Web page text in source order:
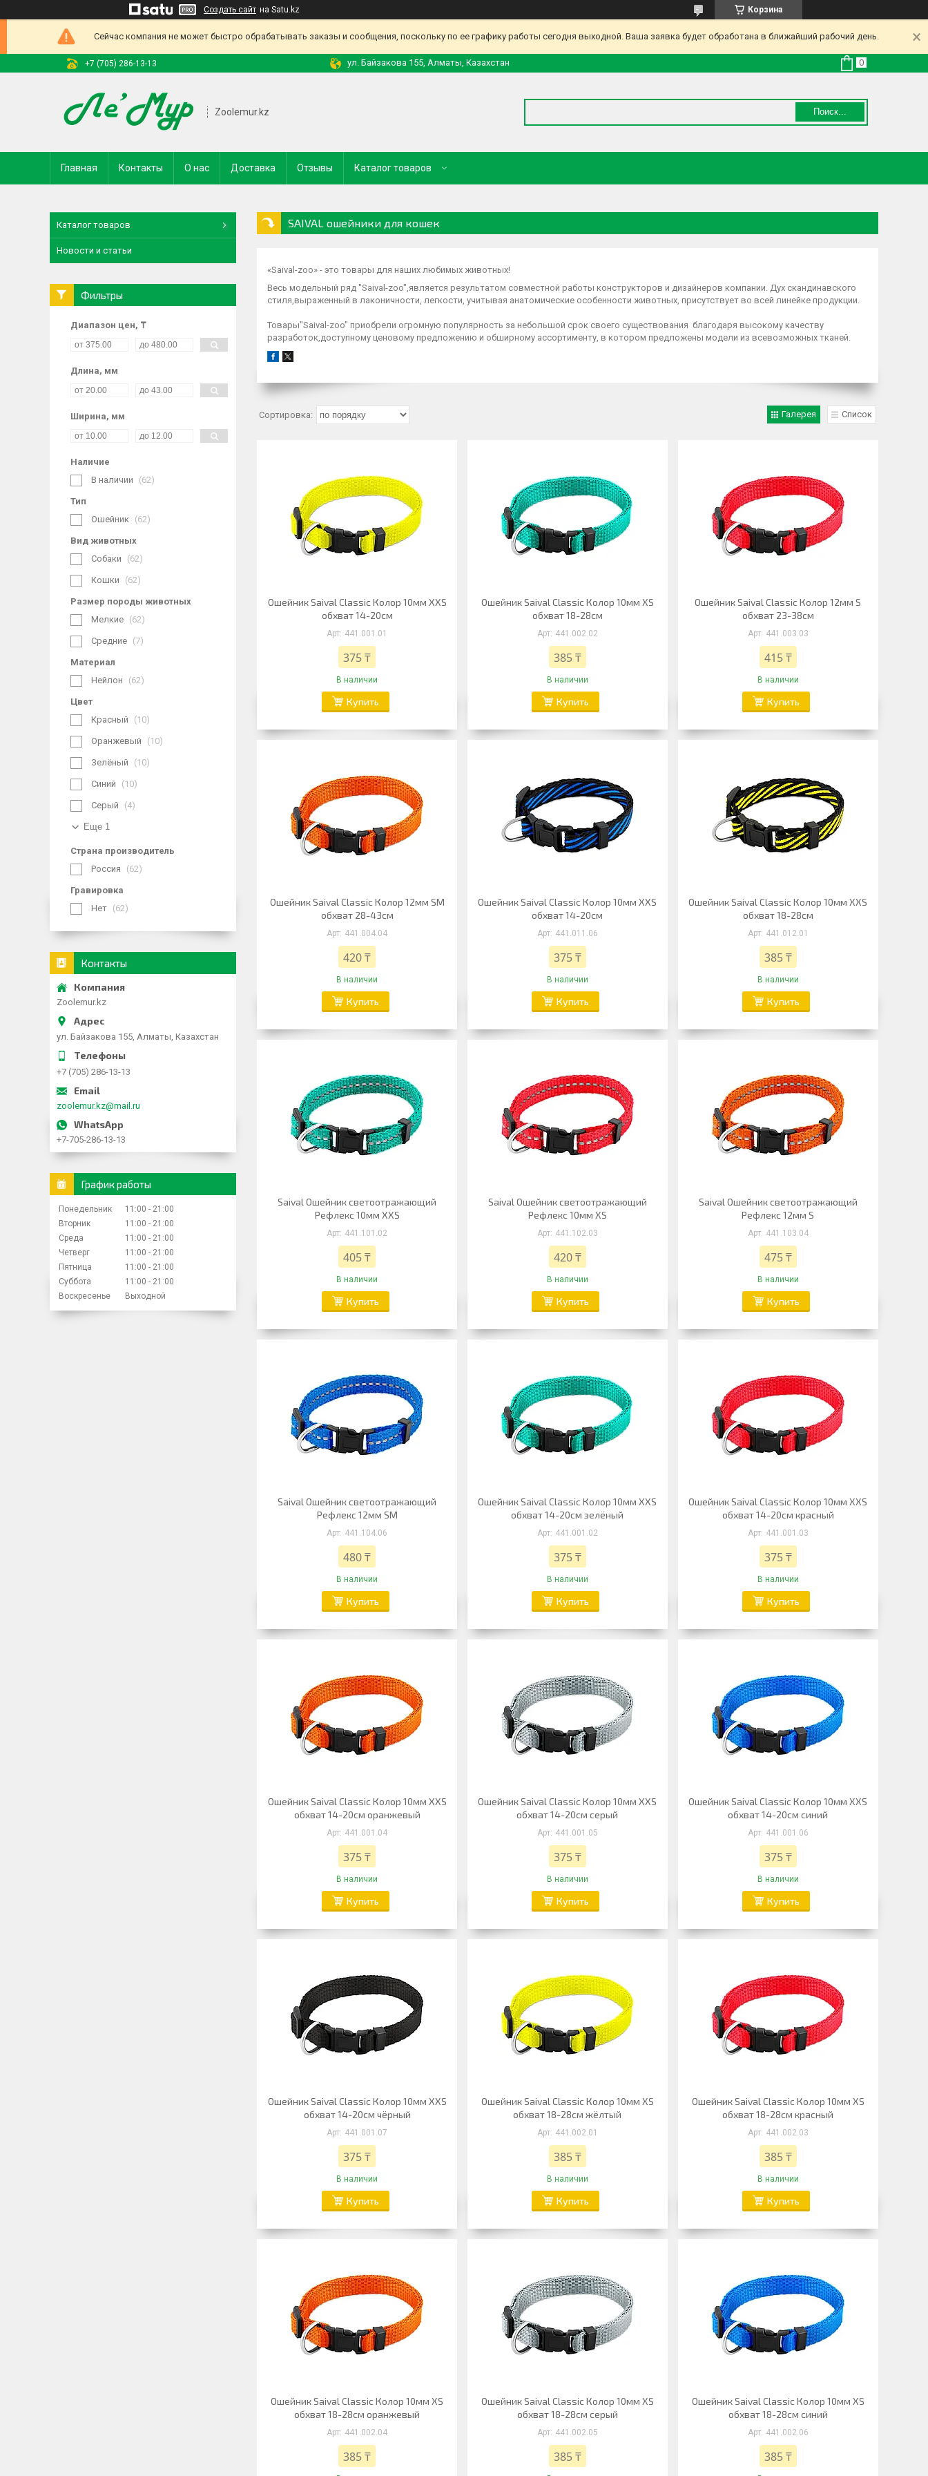
Создать сайт на Satu.kz Корзина
Сейчас компания не может быстро обрабатывать заказы и сообщения, поскольку по ее графику работы сегодня выходной. Ваша заявка будет обработана в ближайший рабочий день.
+7 (705) 286-13-13 ул. Байзакова 155, Алматы, Казахстан
Zoolemur.kz Поиск...
Главная Контакты О нас Доставка Отзывы Каталог товаров
SAIVAL ошейники для кошек
«Saival-zoo» - это товары для наших любимых животных!
Весь модельный ряд "Saival-zoo",является результатом совместной работы конструкторов и дизайнеров компании. Дух скандинавского
стиля,выраженный в лаконичности, легкости, учитывая анатомические особенности животных, присутствует во всей линейке продукции.
Товары"Saival-zoo" приобрели огромную популярность за небольшой срок своего существования благодаря высокому качеству
разработок,доступному ценовому предложению и обширному ассортименту, в котором предложены модели из всевозможных тканей.
Галерея Список
Ошейник Saival Classic Колор 10мм XXS
обхват 14-20см
441.001.01
375 ₸
В наличии
Купить
Ошейник Saival Classic Колор 10мм XS
обхват 18-28см
441.002.02
385 ₸
В наличии
Купить
Ошейник Saival Classic Колор 12мм S
обхват 23-38см
441.003.03
415 ₸
В наличии
Купить
Ошейник Saival Classic Колор 12мм SМ
обхват 28-43см
441.004.04
420 ₸
В наличии
Купить
Ошейник Saival Classic Колор 10мм XXS
обхват 14-20см
441.011.06
375 ₸
В наличии
Купить
Ошейник Saival Classic Колор 10мм XXS
обхват 18-28см
441.012.01
385 ₸
В наличии
Купить
Saival Ошейник светоотражающий
Рефлекс 10мм XXS
441.101.02
405 ₸
В наличии
Купить
Saival Ошейник светоотражающий
Рефлекс 10мм XS
441.102.03
420 ₸
В наличии
Купить
Saival Ошейник светоотражающий
Рефлекс 12мм S
441.103.04
475 ₸
В наличии
Купить
Saival Ошейник светоотражающий
Рефлекс 12мм SМ
441.104.06
480 ₸
В наличии
Купить
Ошейник Saival Classic Колор 10мм XXS
обхват 14-20см зелёный
441.001.02
375 ₸
В наличии
Купить
Ошейник Saival Classic Колор 10мм XXS
обхват 14-20см красный
441.001.03
375 ₸
В наличии
Купить
Ошейник Saival Classic Колор 10мм XXS
обхват 14-20см оранжевый
441.001.04
375 ₸
В наличии
Купить
Ошейник Saival Classic Колор 10мм XXS
обхват 14-20см серый
441.001.05
375 ₸
В наличии
Купить
Ошейник Saival Classic Колор 10мм XXS
обхват 14-20см синий
441.001.06
375 ₸
В наличии
Купить
Ошейник Saival Classic Колор 10мм XXS
обхват 14-20см чёрный
441.001.07
375 ₸
В наличии
Купить
Ошейник Saival Classic Колор 10мм XS
обхват 18-28см жёлтый
441.002.01
385 ₸
В наличии
Купить
Ошейник Saival Classic Колор 10мм XS
обхват 18-28см красный
441.002.03
385 ₸
В наличии
Купить
Ошейник Saival Classic Колор 10мм XS
обхват 18-28см оранжевый
441.002.04
385 ₸
Ошейник Saival Classic Колор 10мм XS
обхват 18-28см серый
441.002.05
385 ₸
Ошейник Saival Classic Колор 10мм XS
обхват 18-28см синий
441.002.06
385 ₸
Каталог товаров
Новости и статьи
Фильтры
Диапазон цен, ₸
Длина, мм
Ширина, мм
Наличие
В наличии
62
Тип
Ошейник
62
Вид животных
Собаки
62
Кошки 62
Размер породы животных
Мелкие
62
Средние 7
Материал
Нейлон
62
Цвет
Красный
10
Оранжевый 10
Зелёный 10
Синий 10
Серый 4
Еще 1
Страна производитель
Россия
62
Гравировка
Нет
62
Контакты
Zoolemur.kz
ул. Байзакова 155, Алматы, Казахстан
+7 (705) 286-13-13
zoolemur.kz@mail.ru
+7-705-286-13-13
График работы
Понедельник 11:00
21:00
Вторник
11:00
21:00
Среда
11:00
21:00
Четверг
11:00
21:00
Пятница
11:00
21:00
Суббота
11:00
21:00
Воскресенье
Выходной